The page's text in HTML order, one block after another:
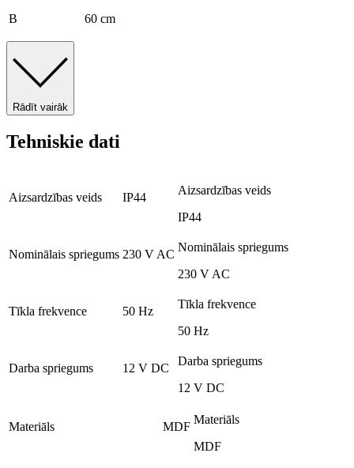
B 60 cm
Rādīt vairāk
Tehniskie dati
Aizsardzības veids IP44
Aizsardzības veids
IP44
Nominālais spriegums 230 V AC
Nominālais spriegums
230 V AC
Tīkla frekvence 50 Hz
Tīkla frekvence
50 Hz
Darba spriegums 12 V DC
Darba spriegums
12 V DC
Materiāls MDF
Materiāls
MDF